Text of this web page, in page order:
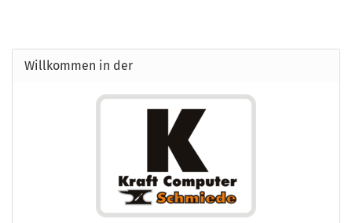
Willkommen in der